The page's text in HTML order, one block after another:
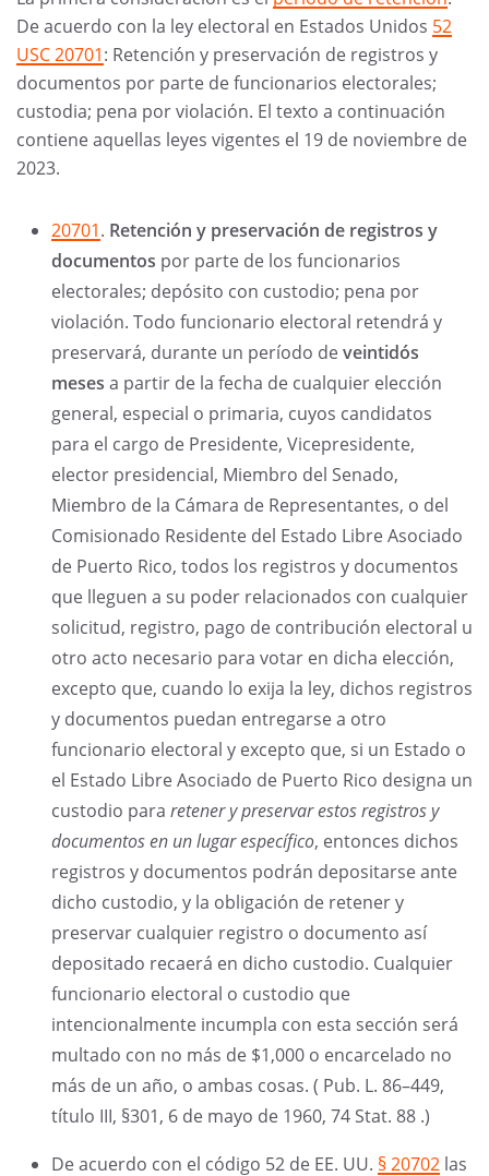
De acuerdo con la ley electoral en Estados Unidos 52
USC 20701: Retención y preservación de registros y
documentos por parte de funcionarios electorales;
custodia; pena por violación. El texto a continuación
contiene aquellas leyes vigentes el 19 de noviembre de
2023.
20701. Retención y preservación de registros y
documentos por parte de los funcionarios
electorales; depósito con custodio; pena por
violación. Todo funcionario electoral retendrá y
preservará, durante un período deveintidós
meses a partir de la fecha de cualquier elección
general, especial o primaria, cuyos candidatos
para el cargo de Presidente, Vicepresidente,
elector presidencial, Miembro del Senado,
Miembro de la Cámara de Representantes, o del
Comisionado Residente del Estado Libre Asociado
de Puerto Rico, todos los registros y documentos
que lleguen a su poder relacionados con cualquier
solicitud, registro, pago de contribución electoral u
otro acto necesario para votar en dicha elección,
excepto que, cuando lo exija la ley, dichos registros
y documentos puedan entregarse a otro
funcionario electoral y excepto que, si un Estado o
el Estado Libre Asociado de Puerto Rico designa un
custodio para retener y preservar estos registros y
documentos en un lugar específico, entonces dichos
registros y documentos podrán depositarse ante
dicho custodio, y la obligación de retener y
preservar cualquier registro o documento así
depositado recaerá en dicho custodio. Cualquier
funcionario electoral o custodio que
intencionalmente incumpla con esta sección será
multado con no más de $1,000 o encarcelado no
más de un año, o ambas cosas. ( Pub. L. 86–449,
título III, §301, 6 de mayo de 1960, 74 Stat. 88 .)
De acuerdo con el código 52 de EE. UU. § 20702 las